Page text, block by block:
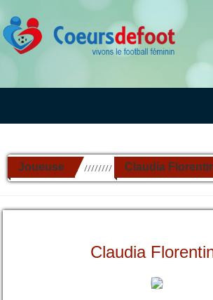
Joueuse ////////// Claudia
Claudia